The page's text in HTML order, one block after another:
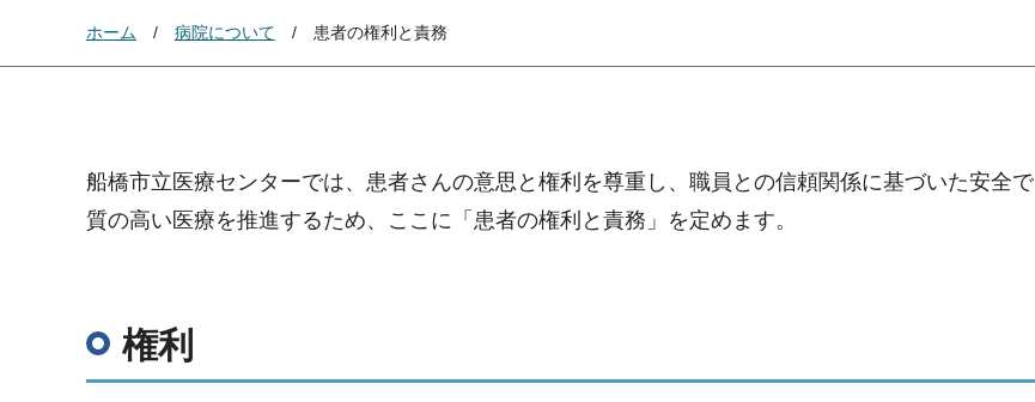
ホーム 病院について 患者の権利と責務
船橋市立医療センターでは、患者さんの意思と権利を尊重し、職員との信頼関係に基づいた安全で
質の高い医療を推進するため、ここに「患者の権利と責務」を定めます。
権利